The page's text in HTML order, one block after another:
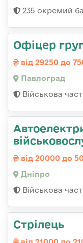
235 окремий
Офіцер
від 29250 до
Павлоград
Військова
від 20000 до
Дніпро
Військова
Стрілець